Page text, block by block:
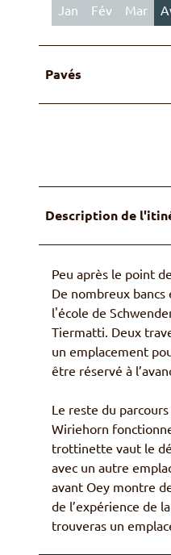
Jan Fév Mar
Pavés
Description de
Peu après le point
De nombreux
l'école de
Tiermatti. Deux
un emplacement
être réservé à
Le reste du
Wiriehorn
trottinette vaut le
avec un autre
avant Oey montre
de l’expérience de
trouveras un